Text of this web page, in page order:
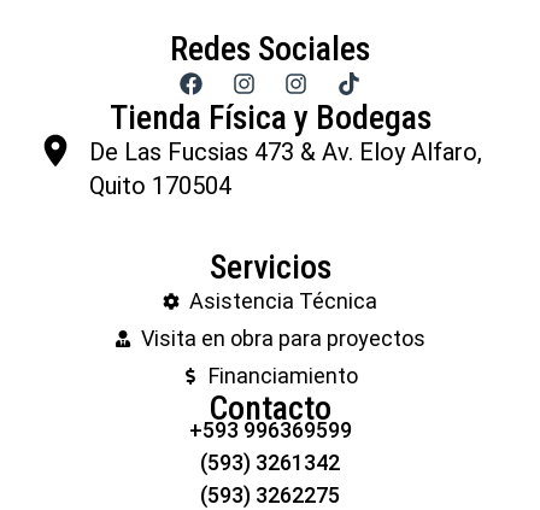
Redes Sociales
Tienda Física y Bodegas
De Las Fucsias 473 & Av. Eloy Alfaro,
Quito 170504
Servicios
Asistencia Técnica
Visita en obra para proyectos
Financiamiento
Contacto
+593 996369599
(593) 3261342
(593) 3262275